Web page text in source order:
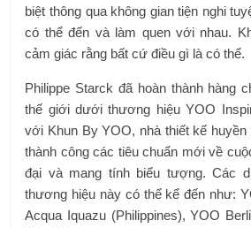
biệt thông qua không gian tiện nghi
có thể đến và làm quen với nhau.
cảm giác rằng bất cứ điều gì là có thể.
Philippe Starck đã hoàn thành hàng
thế giới dưới thương hiệu YOO
với Khun By YOO, nhà thiết kế huyền
thành công các tiêu chuẩn mới về
đại và mang tính biểu tượng. Các
thương hiệu này có thể kể đến như:
Acqua Iquazu (Philippines), YOO